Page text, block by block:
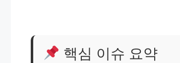
핵심 이슈 요약